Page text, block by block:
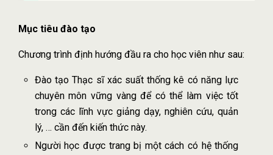
Mục tiêu đào tạo
Chương trình định hướng đầu ra cho học viên như sau:
Đào tạo Thạc sĩ xác suất thống kê có năng lực
chuyên môn vững vàng để có thể làm việc tốt
trong các lĩnh vực giảng dạy, nghiên cứu, quản
lý, … cần đến kiến thức này.
Người học được trang bị một cách có hệ thống